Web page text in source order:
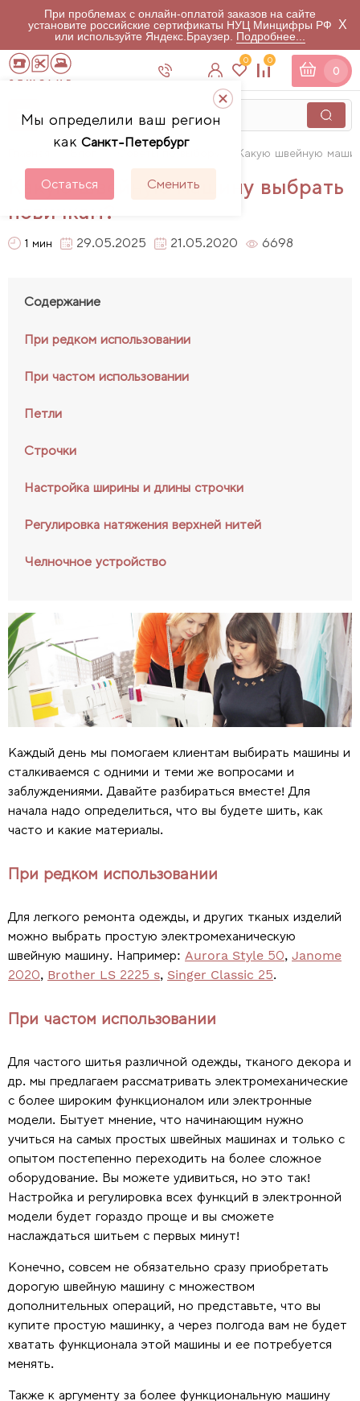
При проблемах с онлайн-оплатой заказов на сайте
установите российские сертификаты НУЦ Минцифры РФ
или используйте Яндекс.Браузер. Подробнее...
X
Мы определили ваш регион
как Санкт-Петербург
Остаться Сменить
0 0
0
Советы по выбору Какую швейную
Какую швейную машину выбрать
новичкам?
1 мин 29.05.2025 21.05.2020 6698
Каждый день мы помогаем клиентам выбирать машины и
сталкиваемся с одними и теми же вопросами и
заблуждениями. Давайте разбираться вместе! Для
начала надо определиться, что вы будете шить, как
часто и какие материалы.
При редком использовании
Для легкого ремонта одежды, и других тканых изделий
можно выбрать простую электромеханическую
швейную машину. Например: Aurora Style 50, Janome
2020, Brother LS 2225 s, Singer Classic 25.
При частом использовании
Для частого шитья различной одежды, тканого декора и
др. мы предлагаем рассматривать электромеханические
с более широким функционалом или электронные
модели. Бытует мнение, что начинающим нужно
учиться на самых простых швейных машинах и только с
опытом постепенно переходить на более сложное
оборудование. Вы можете удивиться, но это так!
Настройка и регулировка всех функций в электронной
модели будет гораздо проще и вы сможете
наслаждаться шитьем с первых минут!
Конечно, совсем не обязательно сразу приобретать
дорогую швейную машину с множеством
дополнительных операций, но представьте, что вы
купите простую машинку, а через полгода вам не будет
хватать функционала этой машины и ее потребуется
менять.
Также к аргументу за более функциональную машину
Содержание
При редком использовании
При частом использовании
Петли
Строчки
Настройка ширины и длины строчки
Регулировка натяжения верхней нитей
Челночное устройство